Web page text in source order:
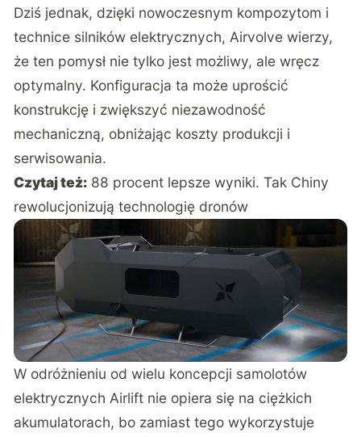
Dziś jednak, dzięki nowoczesnym kompozytom i
technice silników elektrycznych, Airvolve wierzy,
że ten pomysł nie tylko jest możliwy, ale wręcz
optymalny. Konfiguracja ta może uprościć
konstrukcję i zwiększyć niezawodność
mechaniczną, obniżając koszty produkcji i
serwisowania.
Czytaj też: 88 procent lepsze wyniki. Tak Chiny
rewolucjonizują technologię dronów
W odróżnieniu od wielu koncepcji samolotów
elektrycznych Airlift nie opiera się na ciężkich
akumulatorach, bo zamiast tego wykorzystuje